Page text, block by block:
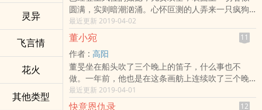
灵异
飞言情
花火
其他类型
市，而后继由跳舞、马伯庸、流浪的蛤蟆、天使奥
斯卡创作的一系列作品也将在年内推出。
秦帝国一夜尽成废墟的背后，有着怎样的真相
一部回归华夏民族精神本源的现象级小说
十二纪元+三千传说世界
重构神话、重演历史、重现英雄
科幻+历史+传说
中国首款超级世界观 “望古神话”开山巨作
著名作家月关沥血一年，成功转型
的客观因素未曾出现之前，要利用现有的有利因
素，预谋克服，所以亢旱的时候要造船，而雨水多
的年分要造车，以便待时而贾，可获重利。
圆满，实则暗潮汹涌。心怀叵测的人弄来一只疯狗
大闹御花园，璟兕（如懿的女儿）命陨。如懿与皇
帝悲从中来，却无法抓住幕后真凶。为母族带来无
上荣耀的金玉研步步为营，一生机关算尽，最后却
落得被母族抛弃、被皇帝冷遇的惨淡下场！如懿再
孕 ，原以为新生命的到来能冲淡一切阴霾，没承想
有人买通接生嬷嬷，以致刚来到世界的小皇子窒息
而死。后宫的女人啊，年轻时为自己争，中年时为
子女斗，因为皇家的恩宠殊荣绝非她们一生的依
最近更新 2019-04-02
董小宛 11
作者 : 高阳
董旻坐在船头吹了三个晚上的笛子，什么事也不
做。一年前，他也是在这条画舫上连续吹了三个晚
上的笛子，勾动了艺妓陈大娘的心。他依稀记得笛
声擦着秦淮河的波光柳影飘然远去的如幻心境。此
最近更新 2019-04-01
快意恩仇录 12